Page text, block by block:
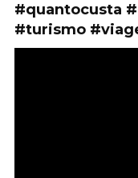
#quantocusta
#turismo